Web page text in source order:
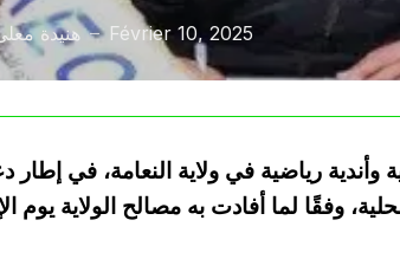
هنيدة — Février 10, 2025
سوناطراك إعانة مالية لـ 12 جمعية وأندية رياضية في ولاية النعامة، في